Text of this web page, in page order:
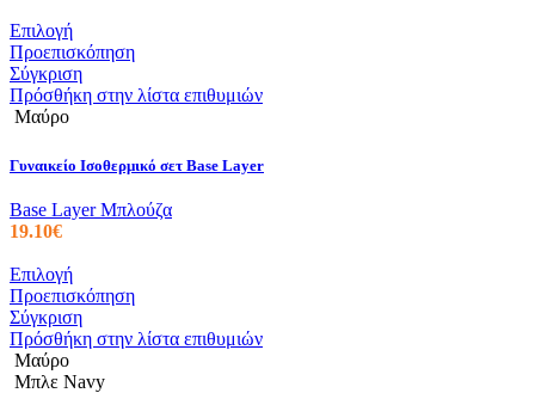
σελίδα
του
προϊόντος
ΕπιλογήΑυτό
το
προϊόν
έχει
Οι
επιλογές
μπορούν
να
σελίδα
του
προϊόντος
Προεπισκόπηση
Σύγκριση
Πρόσθήκη στην λίστα επιθυμιών
Μαύρο
Γυναικείο Ισοθερμικό σετ Base Layer
Base Layer Μπλούζα
19.10€
ΕπιλογήΑυτό
το
προϊόν
έχει
παραλλαγές.
Προεπισκόπηση
Σύγκριση
Πρόσθήκη στην λίστα επιθυμιών
Μαύρο
Μπλε Navy